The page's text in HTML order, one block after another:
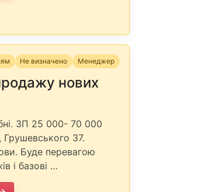
Не визначено Менеджер
нових
ЗП 25 000- 70 000
Грушевського 37.
Буде перевагою
і базові …